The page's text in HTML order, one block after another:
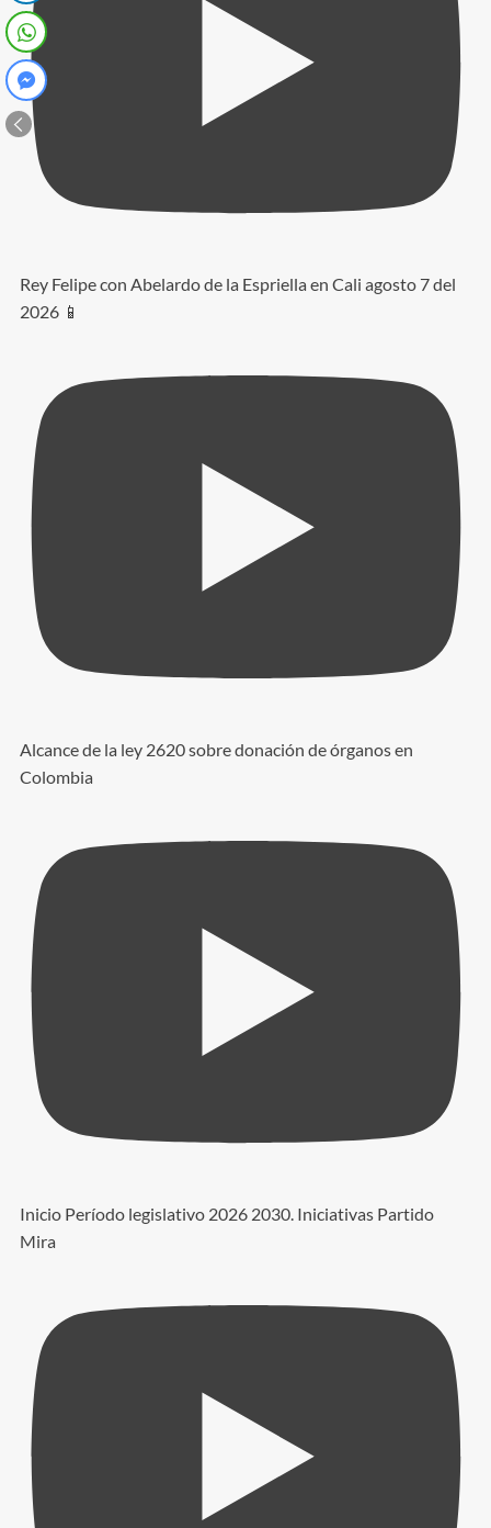
Rey Felipe con Abelardo de la Espriella en Cali agosto 7 del
2026 📱
Alcance de la ley 2620 sobre donación de órganos en
Colombia
Inicio Período legislativo 2026 2030. Iniciativas Partido
Mira